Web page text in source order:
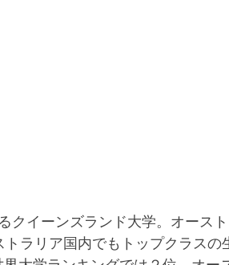
クイーンズランド大学。オース
ラリア国内でもトップクラスの